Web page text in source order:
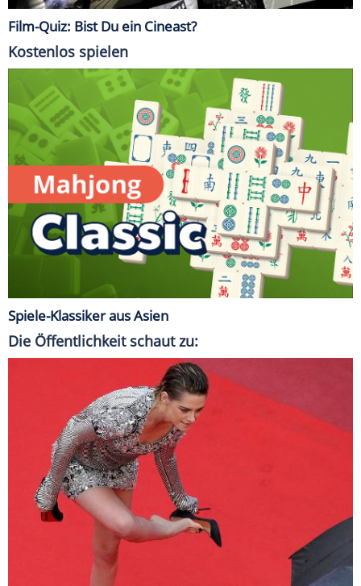
Film-Quiz: Bist Du ein Cineast?
Kostenlos spielen
Spiele-Klassiker aus Asien
Die Öffentlichkeit schaut zu: